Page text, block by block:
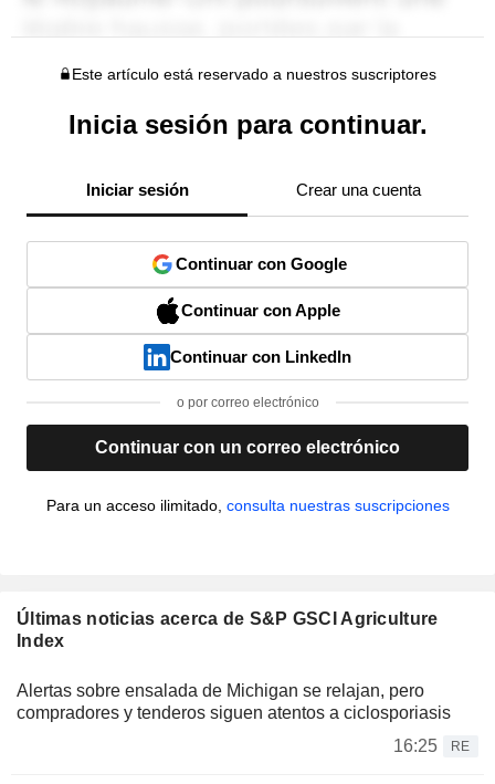
Este artículo está reservado a nuestros suscriptores
Inicia sesión para continuar.
Iniciar sesión Crear una cuenta
Continuar con Google
Continuar con Apple
Continuar con LinkedIn
o por correo electrónico
Continuar con un correo electrónico
Para un acceso ilimitado, consulta nuestras suscripciones
Últimas noticias acerca de S&P GSCI Agriculture
Index
Alertas sobre ensalada de Michigan se relajan, pero
compradores y tenderos siguen atentos a ciclosporiasis
16:25
RE